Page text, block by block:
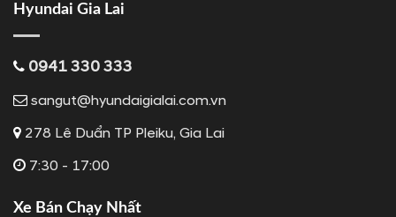
Hyundai Gia Lai
0941 330 333
sangut@hyundaigialai.com.vn
278 Lê Duẩn TP Pleiku, Gia Lai
7:30 - 17:00
Xe Bán Chạy Nhất